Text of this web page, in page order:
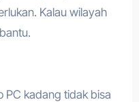
Kalau wilayah
PC kadang tidak bisa